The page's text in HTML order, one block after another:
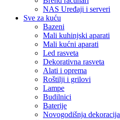
NAS Uređaji i serveri
Sve za kuću
Bazeni
Mali kuhinjski aparati
Mali kućni aparati
Led rasveta
Dekorativna rasveta
Alati i oprema
Roštilji i grilovi
Lampe
Budilnici
Baterije
Novogodišnja dekoracija